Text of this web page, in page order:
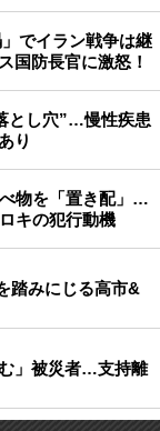
でイラン戦争は継
国防長官に激怒！
とし穴”…慢性疾患
り
物を「置き配」…
キの犯行動機
踏みにじる高市&
」被災者…支持離